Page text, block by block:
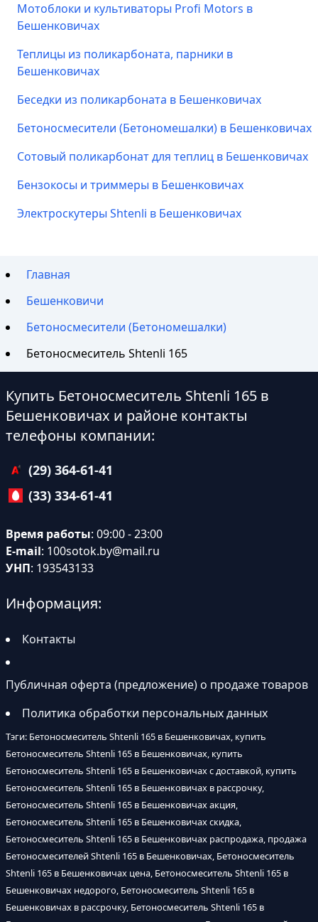
Мотоблоки и культиваторы Profi Motors в
Бешенковичах
Теплицы из поликарбоната, парники в
Бешенковичах
Беседки из поликарбоната в Бешенковичах
Бетоносмесители (Бетономешалки) в Бешенковичах
Сотовый поликарбонат для теплиц в Бешенковичах
Бензокосы и триммеры в Бешенковичах
Электроскутеры Shtenli в Бешенковичах
Главная
Бешенковичи
Бетоносмесители (Бетономешалки)
Бетоносмеситель Shtenli 165
Купить Бетоносмеситель Shtenli 165 в
Бешенковичах и районе контакты
телефоны компании:
(29) 364-61-41
(33) 334-61-41
Время работы: 09:00 - 23:00
E-mail: 100sotok.by@mail.ru
УНП: 193543133
Информация:
Контакты
Публичная оферта (предложение) о продаже товаров
Политика обработки персональных данных
Тэги: Бетоносмеситель Shtenli 165 в Бешенковичах, купить
Бетоносмеситель Shtenli 165 в Бешенковичах, купить
Бетоносмеситель Shtenli 165 в Бешенковичах с доставкой, купить
Бетоносмеситель Shtenli 165 в Бешенковичах в рассрочку,
Бетоносмеситель Shtenli 165 в Бешенковичах акция,
Бетоносмеситель Shtenli 165 в Бешенковичах скидка,
Бетоносмеситель Shtenli 165 в Бешенковичах распродажа, продажа
Бетоносмесителей Shtenli 165 в Бешенковичах, Бетоносмеситель
Shtenli 165 в Бешенковичах цена, Бетоносмеситель Shtenli 165 в
Бешенковичах недорого, Бетоносмеситель Shtenli 165 в
Бешенковичах в рассрочку, Бетоносмеситель Shtenli 165 в